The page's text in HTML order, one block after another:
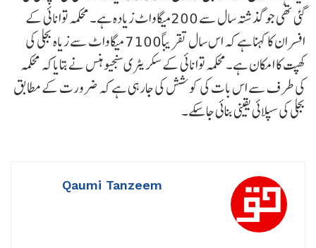
گئی تھی جو گذشتہ سال سے 200میگاواٹ زیادہ ہے۔ محکمہ توانائی کے
افسران کا کہناہے کہ اس سال تقریباً7100 میگاواٹ سے زیاہ بجلی کی
کھپت کا امکان ہے۔محکمہ توانائی کے سکریٹری سنجیوہنس نے بتایاکہ محکمہ
کی طرف سے اس بات کی کوشش کی جارہی ہے کہ ضرورت کے مطابق
بجلی کی سپلائی یقینی بنائی جاسکے۔
Qaumi Tanzeem